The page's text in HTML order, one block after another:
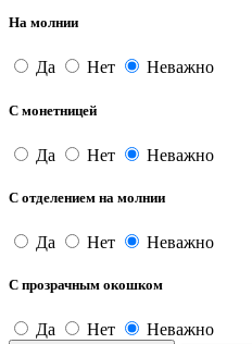
На молнии
Да Нет Неважно
С монетницей
Да Нет Неважно
С отделением на молнии
Да Нет Неважно
С прозрачным окошком
Да Нет Неважно